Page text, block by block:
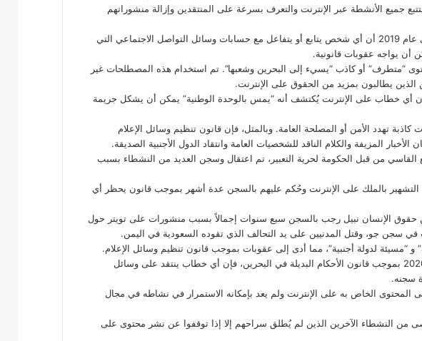
جميع الأنشطة عبر الإنترنت والتعرف بسرعة على المنتقدين وإزالة منشوراتهم
أعلنت وزارة الداخلية، على سبيل المثال، في عام 2019 أن أي شخص يتابع أو يتفاعل مع حسابات وسائل التواصل الاجتماعي التي
أن يواجه عقوبات قانونية.
“متطرف” أو كاذب “يسيء إلى البحرين وشعبها”. تم استخدام هذه المصطلحات غير
يطالبون بمزيد من الحقوق على الإنترنت.
أي خطاب على الإنترنت يُكتشف أنه “يمس بالوحدة الوطنية” يمكن أن يشكل جريمة
تهدد الأمن أو المصلحة العامة. وبالمثل، فإن قانون تنظيم وسائل الإعلام
القاسي من قبل الحكومة لحرية التعبير، تم اعتقال وسجن العديد من النشطاء بسبب
بتهمة التشهير بالملك على الإنترنت وحُكم عليهم بالسجن عدة أشهر بموجب قانون يحظر أي
الإنسان نبيل رجب بالسجن سبع سنوات إجمالاً بسبب منشورات على تويتر حول
في سجن جو، وقتل المدنيين على يد التحالف الذي تقوده السعودية في اليمن.
و “مسيئة لدولة أجنبية”، مما أدى إلى عقوبات بموجب قانون تنظيم وسائل الإعلام.
على الرغم من إطلاق سراح رجب في عام 2020 بموجب قانون الأحكام البديلة في البحرين، فإن أي خطاب ينتقد على وسائل
سجنه.
المحتوى الخاص به على الإنترنت ولم يعد بإمكانه الاستمرار في نشاطه في مجال
من النشطاء الآخرين الذين لم يُطلق سراحهم إلا إذا توقفوا عن نشر محتوى على